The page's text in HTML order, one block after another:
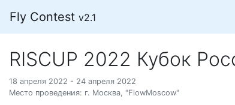
Fly Contest v2.1
RISCUP 2022 Кубок
18 апреля 2022 - 24 апреля 2022
Место проведения: г. Москва, "FlowMoscow"